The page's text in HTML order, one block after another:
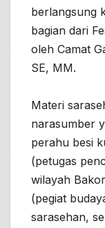
berlangsung
bagian dari
oleh Camat
SE, MM.
Materi
narasumber
perahu besi
(petugas
wilayah
(pegiat
sarasehan,